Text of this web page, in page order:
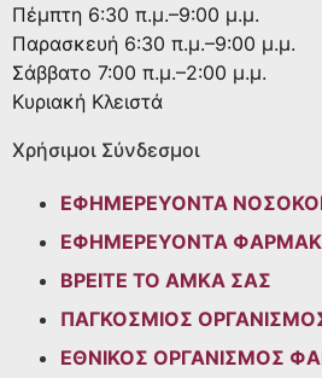
Πέμπτη 6:30 π.μ.–9:00 μ.μ.
Παρασκευή 6:30 π.μ.–9:00 μ.μ.
Σάββατο 7:00 π.μ.–2:00 μ.μ.
Κυριακή Κλειστά
Χρήσιμοι Σύνδεσμοι
ΕΦΗΜΕΡΕΥΟΝΤΑ
ΕΦΗΜΕΡΕΥΟΝΤΑ
ΒΡΕΙΤΕ ΤΟ ΑΜΚΑ ΣΑΣ
ΠΑΓΚΟΣΜΙΟΣ
ΕΘΝΙΚΟΣ ΟΡΓΑΝΙΣΜΟΣ